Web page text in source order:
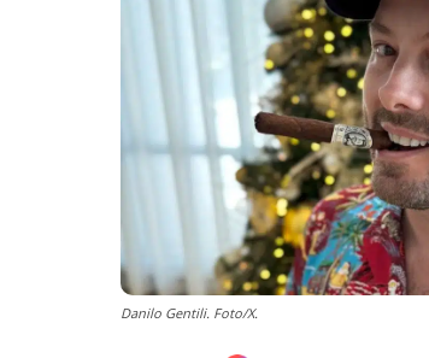
Danilo Gentili. Foto/X.